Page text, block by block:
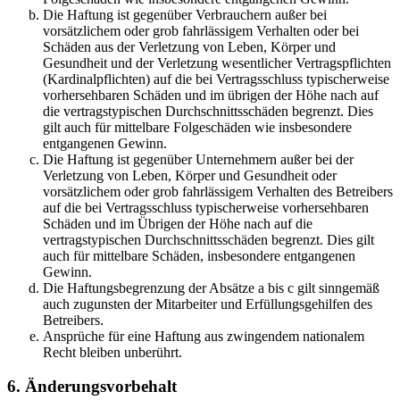
Die Haftung ist gegenüber Verbrauchern außer bei
vorsätzlichem oder grob fahrlässigem Verhalten oder bei
Schäden aus der Verletzung von Leben, Körper und
Gesundheit und der Verletzung wesentlicher Vertragspflichten
(Kardinalpflichten) auf die bei Vertragsschluss typischerweise
vorhersehbaren Schäden und im übrigen der Höhe nach auf
die vertragstypischen Durchschnittsschäden begrenzt. Dies
gilt auch für mittelbare Folgeschäden wie insbesondere
entgangenen Gewinn.
Die Haftung ist gegenüber Unternehmern außer bei der
Verletzung von Leben, Körper und Gesundheit oder
vorsätzlichem oder grob fahrlässigem Verhalten des Betreibers
auf die bei Vertragsschluss typischerweise vorhersehbaren
Schäden und im Übrigen der Höhe nach auf die
vertragstypischen Durchschnittsschäden begrenzt. Dies gilt
auch für mittelbare Schäden, insbesondere entgangenen
Gewinn.
Die Haftungsbegrenzung der Absätze a bis c gilt sinngemäß
auch zugunsten der Mitarbeiter und Erfüllungsgehilfen des
Betreibers.
Ansprüche für eine Haftung aus zwingendem nationalem
Recht bleiben unberührt.
6. Änderungsvorbehalt